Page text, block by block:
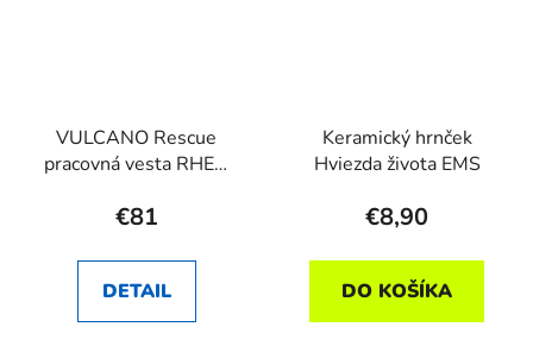
VULCANO Rescue
pracovná vesta RHEA
€81
DETAIL
Keramický hrnček
Hviezda života EMS
€8,90
DO KOŠÍKA